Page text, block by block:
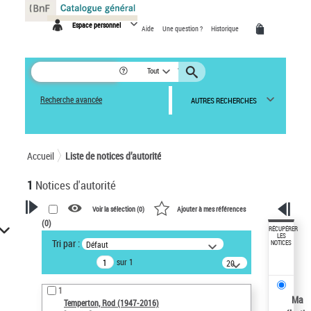
Espace personnel Aide Une question ? Historique
Tout
Recherche avancée AUTRES RECHERCHES
Accueil Liste de notices d’autorité
1 Notices d'autorité
VOTRE RECHERCHE
Recherche avancée dans les
notices d’autorité
Œuvres liées à l'auteur :
Temperton, Rod (1947-2016)
Voir la sélection (0) Ajouter à mes références
(0)
Tri par : Défaut
sur 1
20
résultats/page
1
Temperton, Rod (1947-2016)
RÉCUPÉRER
LES
NOTICES
Ma
Panneau de gestion des cookies